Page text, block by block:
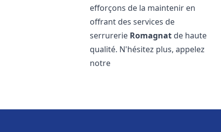
efforçons de la maintenir en
offrant des services de
serrurerie Romagnat de haute
qualité. N'hésitez plus, appelez
notre